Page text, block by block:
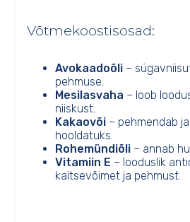
Võtmekoostisosad:
Avokaadoõli –
pehmuse.
Mesilasvaha – loob
niiskust.
Kakaovõi – pehmendab
hooldatuks.
Rohemündiõli – annab
Vitamiin E – looduslik
kaitsevõimet ja pehmust.